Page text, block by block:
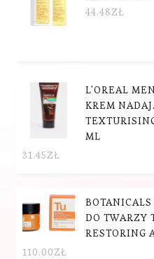
44.48ZŁ
L'OREAL
KREM
ML
31.45ZŁ
DO TWARZY
RESTORING
110.00ZŁ